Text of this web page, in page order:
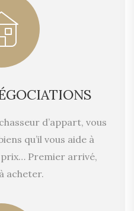
d’appart, vous
qu’il vous aide à
Premier arrivé,
acheter.